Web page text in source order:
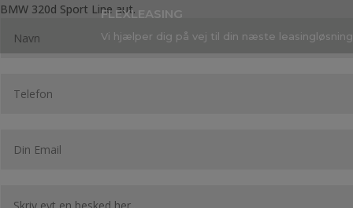
FLEXLEASING
Vi hjælper dig på vej til din næste leasingløsning.
BMW 320d Sport Line aut.